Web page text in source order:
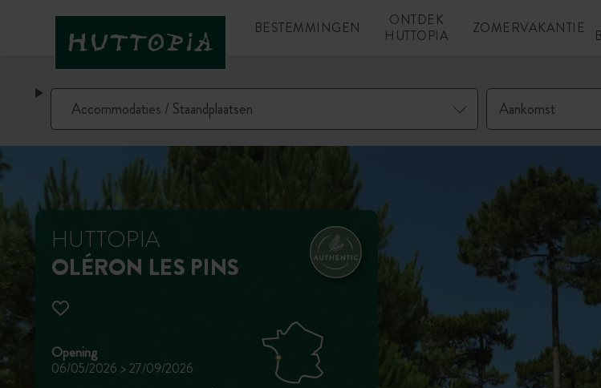
BESTEMMINGEN
ONTDEK
HUTTOPIA
ZOMERVAKANTIE
HUTTOPIA
OLÉRON LES PINS
Opening
06/05/2026 > 27/09/2026